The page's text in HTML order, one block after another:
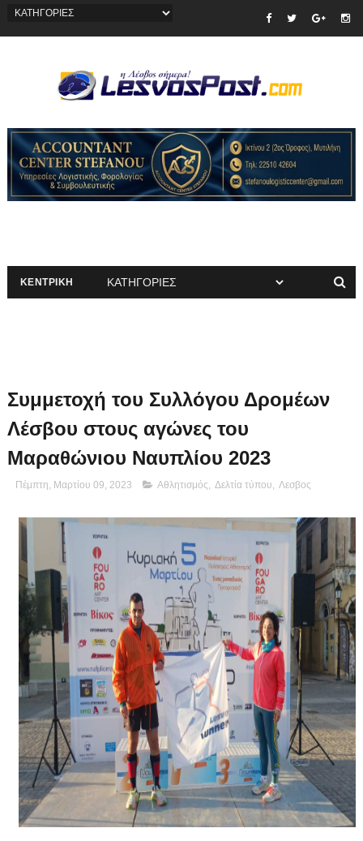
ΚΕΝΤΡΙΚΗ
Συμμετοχή του Συλλόγου Δρομέων
Λέσβου στους αγώνες του
Μαραθώνιου Ναυπλίου 2023
Πέμπτη, Μαρτίου 09, 2023 Αθλητισμός Δελτία τύπου Λεσβος